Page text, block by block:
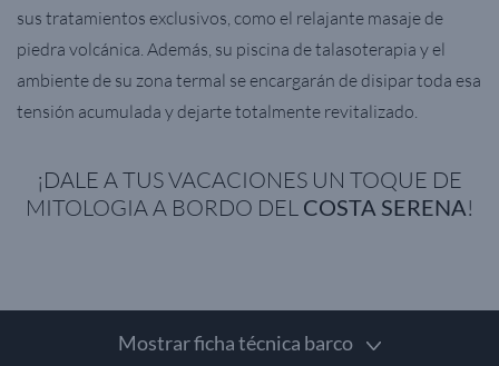
sus tratamientos exclusivos, como el relajante masaje de
piedra volcánica. Además, su piscina de talasoterapia y el
ambiente de su zona termal se encargarán de disipar toda esa
tensión acumulada y dejarte totalmente revitalizado.
¡DALE A TUS VACACIONES UN TOQUE DE
MITOLOGIA A BORDO DEL COSTA SERENA!
Mostrar ficha técnica barco